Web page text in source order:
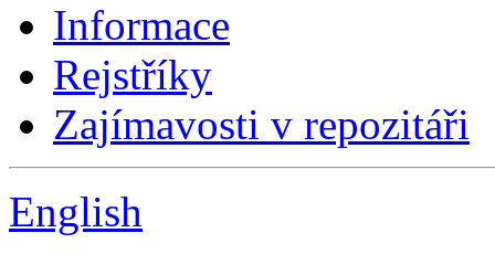
Informace
Rejstříky
Zajímavosti v repozitáři
English